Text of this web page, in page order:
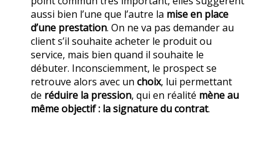
aussi bien l’une que l’autre la mise en place
d’une prestation. On ne va pas demander au
client s’il souhaite acheter le produit ou
service, mais bien quand il souhaite le
débuter. Inconsciemment, le prospect se
retrouve alors avec un choix, lui permettant
de réduire la pression, qui en réalité mène au
même objectif : la signature du contrat.